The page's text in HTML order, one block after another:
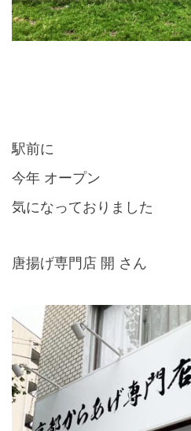
駅前に
今年 オープン
気になっておりました
唐揚げ専門店 開 さん